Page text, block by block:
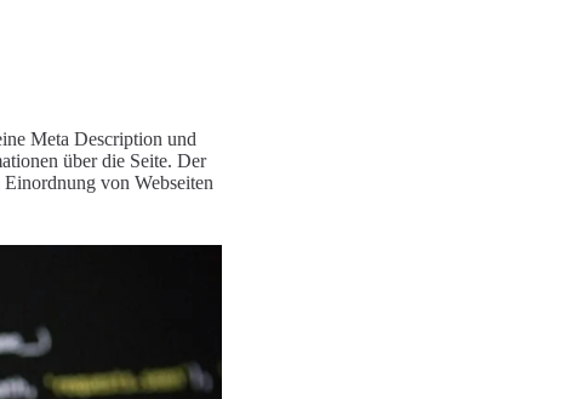
Meta Description und
über die Seite. Der
von Webseiten